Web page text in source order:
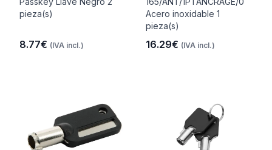
pieza(s)
8.77€ (IVA incl.)
Acero inoxidable 1
pieza(s)
16.29€ (IVA incl.)